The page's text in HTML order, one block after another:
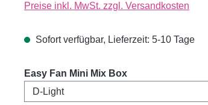
Preise inkl. MwSt. zzgl. Versandkosten
Sofort verfügbar, Lieferzeit: 5-10 Tage
Easy Fan Mini Mix Boxauswählen